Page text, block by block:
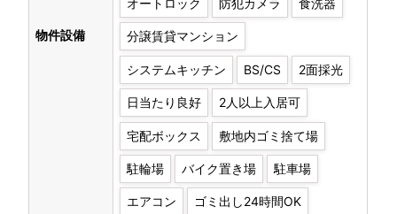
物件設備 分譲賃貸マンション
システムキッチン BS/CS 2面採光
日当たり良好 2人以上入居可
宅配ボックス 敷地内ゴミ捨て場
駐輪場 バイク置き場 駐車場
エアコン ゴミ出し24時間OK